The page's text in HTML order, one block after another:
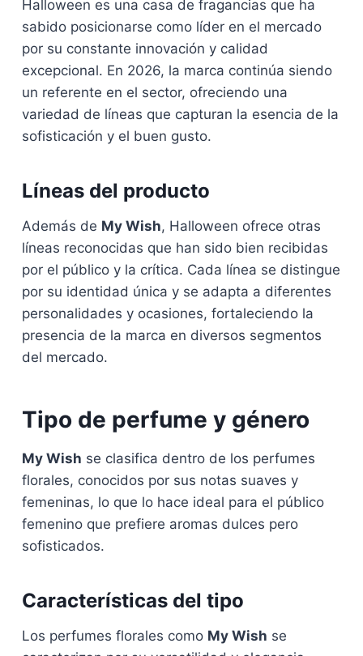
Halloween es una casa de fragancias que ha
sabido posicionarse como líder en el mercado
por su constante innovación y calidad
excepcional. En 2026, la marca continúa siendo
un referente en el sector, ofreciendo una
variedad de líneas que capturan la esencia de la
sofisticación y el buen gusto.
Líneas del producto
Además de My Wish, Halloween ofrece otras
líneas reconocidas que han sido bien recibidas
por el público y la crítica. Cada línea se distingue
por su identidad única y se adapta a diferentes
personalidades y ocasiones, fortaleciendo la
presencia de la marca en diversos segmentos
del mercado.
Tipo de perfume y género
My Wish se clasifica dentro de los perfumes
florales, conocidos por sus notas suaves y
femeninas, lo que lo hace ideal para el público
femenino que prefiere aromas dulces pero
sofisticados.
Características del tipo
Los perfumes florales como My Wish se